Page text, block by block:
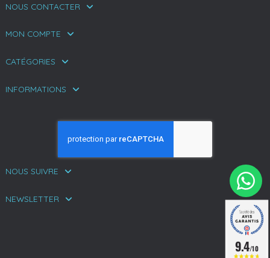
NOUS CONTACTER
MON COMPTE
CATÉGORIES
INFORMATIONS
NOUS SUIVRE
NEWSLETTER
9.4/10